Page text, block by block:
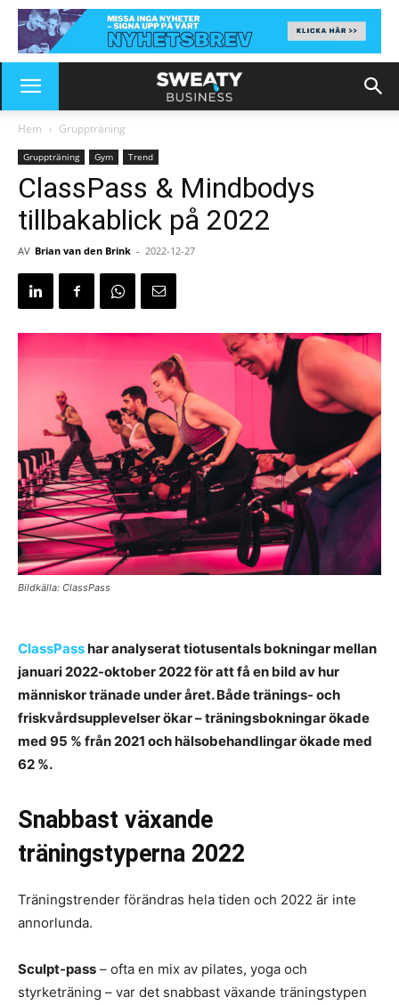
Hem Gruppträning
Gruppträning Gym Trend
ClassPass & Mindbodys
tillbakablick på 2022
AV Brian van den Brink - 2022-12-27
Bildkälla: ClassPass
ClassPasshar analyserat tiotusentals bokningar mellan
januari 2022-oktober 2022 för att få en bild av hur
människor tränade under året. Både tränings- och
friskvårdsupplevelser ökar – träningsbokningar ökade
med 95 % från 2021 och hälsobehandlingar ökade med
62 %.
Snabbast växande
träningstyperna 2022
Träningstrender förändras hela tiden och 2022 är inte
annorlunda.
Sculpt-pass – ofta en mix av pilates, yoga och
styrketräning – var det snabbast växande träningstypen